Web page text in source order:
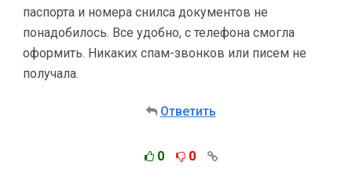
паспорта и номера снилса документов не
понадобилось. Все удобно, с телефона смогла
оформить. Никаких спам-звонков или писем не
получала.
Ответить
0 0